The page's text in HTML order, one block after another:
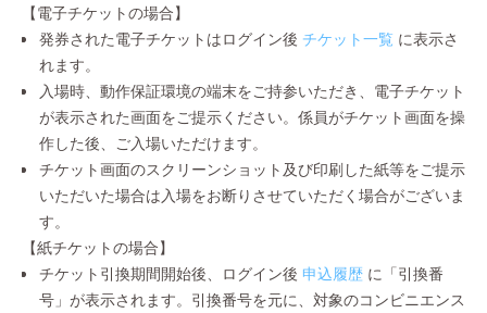
【電子チケットの場合】
発券された電子チケットはログイン後 チケット一覧 に表示さ
れます。
入場時、動作保証環境の端末をご持参いただき、電子チケット
が表示された画面をご提示ください。係員がチケット画面を操
作した後、ご入場いただけます。
チケット画面のスクリーンショット及び印刷した紙等をご提示
いただいた場合は入場をお断りさせていただく場合がございま
す。
【紙チケットの場合】
チケット引換期間開始後、ログイン後 申込履歴 に「引換番
号」が表示されます。引換番号を元に、対象のコンビニエンス